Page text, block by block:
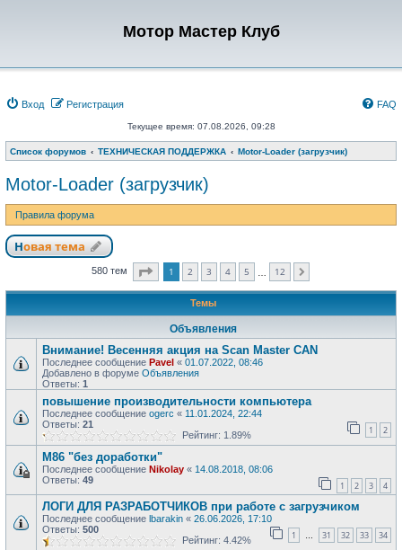
Мотор Мастер Клуб
Вход Регистрация FAQ
Текущее время: 07.08.2026, 09:28
Список форумов ТЕХНИЧЕСКАЯ ПОДДЕРЖКА Motor-Loader (загрузчик)
Motor-Loader (загрузчик)
Правила форума
Новая тема
580 тем Страница из
1 2 3 4 5 12
Темы
Объявления
Внимание! Весенняя акция на Scan Master CAN
Последнее сообщение Pavel « 01.07.2022, 08:46
Добавлено в форуме Объявления
Ответы: 1
повышение производительности компьютера
Последнее сообщение ogerc « 11.01.2024, 22:44
Ответы: 21 1 2
Рейтинг: 1.89%
M86 "без доработки"
Последнее сообщение Nikolay « 14.08.2018, 08:06
Ответы: 49 1 2 3 4
ЛОГИ ДЛЯ РАЗРАБОТЧИКОВ при работе с загрузчиком
Последнее сообщение lbarakin « 26.06.2026, 17:10
Ответы: 500 1 … 31 32 33 34
Рейтинг: 4.42%